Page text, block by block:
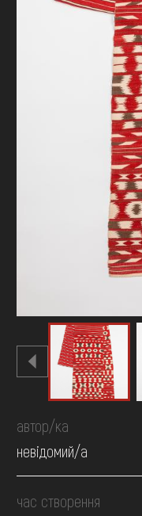
автор/ка
невідомий/а
час створення